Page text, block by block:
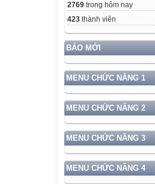
2769 trong hôm nay
423 thành viên
BÁO MỚI
MENU CHỨC NĂNG 1
MENU CHỨC NĂNG 2
MENU CHỨC NĂNG 3
MENU CHỨC NĂNG 4